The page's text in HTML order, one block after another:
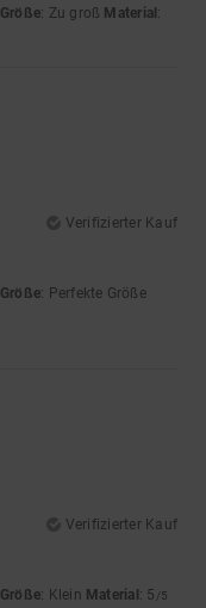
Größe: Zu groß Material :
Verifizierter Kauf
Größe: Perfekte Größe
Verifizierter Kauf
Größe: Klein Material : 5 /5